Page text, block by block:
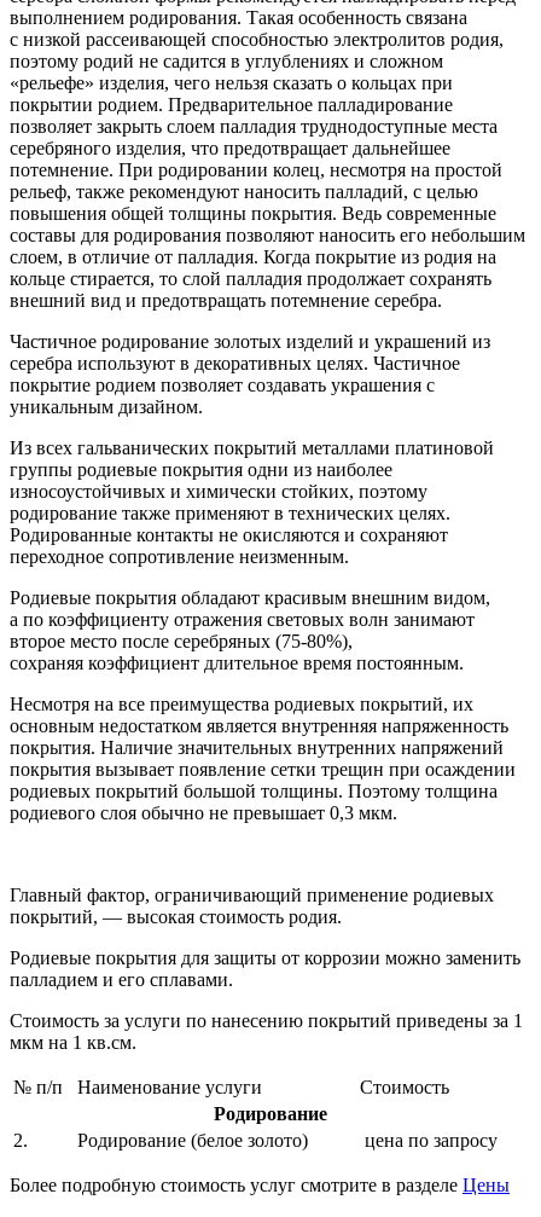
выполнением родирования. Такая особенность связана
с низкой рассеивающей способностью электролитов родия,
поэтому родий не садится в углублениях и сложном
«рельефе» изделия, чего нельзя сказать о кольцах при
покрытии родием. Предварительное палладирование
позволяет закрыть слоем палладия труднодоступные места
серебряного изделия, что предотвращает дальнейшее
потемнение. При родировании колец, несмотря на простой
рельеф, также рекомендуют наносить палладий, с целью
повышения общей толщины покрытия. Ведь современные
составы для родирования позволяют наносить его небольшим
слоем, в отличие от палладия. Когда покрытие из родия на
кольце стирается, то слой палладия продолжает сохранять
внешний вид и предотвращать потемнение серебра.
Частичное родирование золотых изделий и украшений из
серебра используют в декоративных целях. Частичное
покрытие родием позволяет создавать украшения с
уникальным дизайном.
Из всех гальванических покрытий металлами платиновой
группы родиевые покрытия одни из наиболее
износоустойчивых и химически стойких, поэтому
родирование также применяют в технических целях.
Родированные контакты не окисляются и сохраняют
переходное сопротивление неизменным.
Родиевые покрытия обладают красивым внешним видом,
а по коэффициенту отражения световых волн занимают
второе место после серебряных (75-80%),
сохраняя коэффициент длительное время постоянным.
Несмотря на все преимущества родиевых покрытий, их
основным недостатком является внутренняя напряженность
покрытия. Наличие значительных внутренних напряжений
покрытия вызывает появление сетки трещин при осаждении
родиевых покрытий большой толщины. Поэтому толщина
родиевого слоя обычно не превышает 0,3 мкм.
Главный фактор, ограничивающий применение родиевых
покрытий, — высокая стоимость родия.
Родиевые покрытия для защиты от коррозии можно заменить
палладием и его сплавами.
Стоимость за услуги по нанесению покрытий приведены за 1
мкм на 1 кв.см.
№ п/п Наименование услуги
Стоимость
Родирование
2.
Родирование (белое золото) цена по запросу
Более подробную стоимость услуг смотрите в разделе Цены